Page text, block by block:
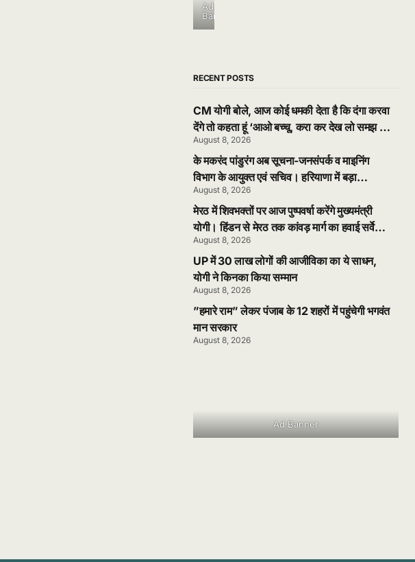
Ad
Banner
RECENT POSTS
CM योगी बोले, आज कोई धमकी देता है कि दंगा करवा
देंगे तो कहता हूं ‘आओ बच्चू, करा कर देख लो समझ मे
आ जायेगा। बोले, जिनसे स्वयं नहीं संभला जा रहा, वे
25 करोड़ जनता को क्या संभालते? इसीलिए दंगाइयों
के सामने समाजवादी घुटने टेकते थे
August 8, 2026
के मकरंद पांडुरंग अब सूचना-जनसंपर्क व माइनिंग
विभाग के आयुक्त एवं सचिव। हरियाणा में बड़ा
प्रशासनिक फेरबदल; 17 IAS और 8 HCS
अधिकारियों का तबादला। डॉ आदित्य दहिया DIPR
नियुक्त
August 8, 2026
मेरठ में शिवभक्तों पर आज पुष्पवर्षा करेंगे मुख्यमंत्री
योगी। हिंडन से मेरठ तक कांवड़ मार्ग का हवाई सर्वेक्षण
और मोदीपुरम में शिवभक्तों का अभिनंदन करेंगे CM
योगी
August 8, 2026
UP में 30 लाख लोगों की आजीविका का ये साधन,
योगी ने किनका किया सम्मान
August 8, 2026
”हमारे राम” लेकर पंजाब के 12 शहरों में पहुंचेगी भगवंत
मान सरकार
August 8, 2026
Ad Banner